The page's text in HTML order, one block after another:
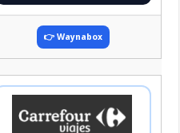
👉 Waynabox